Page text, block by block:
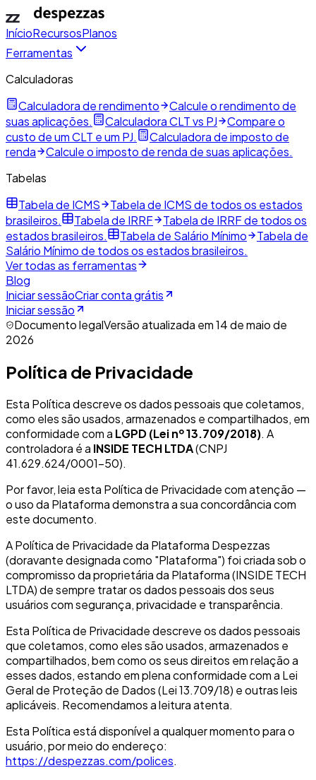
InícioRecursosPlanos
Ferramentas
Calculadoras
Calculadora de rendimento
Calcule o rendimento de
suas aplicações.
Calculadora CLT vs PJ
Compare o
custo de um CLT e um PJ.
Calculadora de imposto de
renda
Calcule o imposto de renda de suas aplicações.
Tabelas
Tabela de ICMS
Tabela de ICMS de todos os estados
brasileiros.
Tabela de IRRF
Tabela de IRRF de todos os
estados brasileiros.
Tabela de Salário Mínimo
Tabela de
Salário Mínimo de todos os estados brasileiros.
Ver todas as ferramentas
Blog
Iniciar sessãoCriar conta grátis
Iniciar sessão
Documento legalVersão atualizada em 14 de maio de
2026
Política de Privacidade
Esta Política descreve os dados pessoais que coletamos,
como eles são usados, armazenados e compartilhados, em
conformidade com a LGPD (Lei nº 13.709/2018). A
controladora é a INSIDE TECH LTDA(CNPJ
41.629.624/0001-50).
Por favor, leia esta Política de Privacidade com atenção —
o uso da Plataforma demonstra a sua concordância com
este documento.
A Política de Privacidade da Plataforma Despezzas
(doravante designada como "Plataforma") foi criada sob o
compromisso da proprietária da Plataforma (INSIDE TECH
LTDA) de sempre tratar os dados pessoais dos seus
usuários com segurança, privacidade e transparência.
Esta Política de Privacidade descreve os dados pessoais
que coletamos, como eles são usados, armazenados e
compartilhados, bem como os seus direitos em relação a
esses dados, estando em plena conformidade com a Lei
Geral de Proteção de Dados (Lei 13.709/18) e outras leis
aplicáveis. Recomendamos a leitura atenta.
Esta Política está disponível a qualquer momento para o
usuário, por meio do endereço:
https://despezzas.com/polices.